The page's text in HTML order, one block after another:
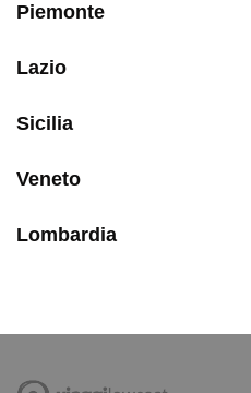
Piemonte
Lazio
Sicilia
Veneto
Lombardia